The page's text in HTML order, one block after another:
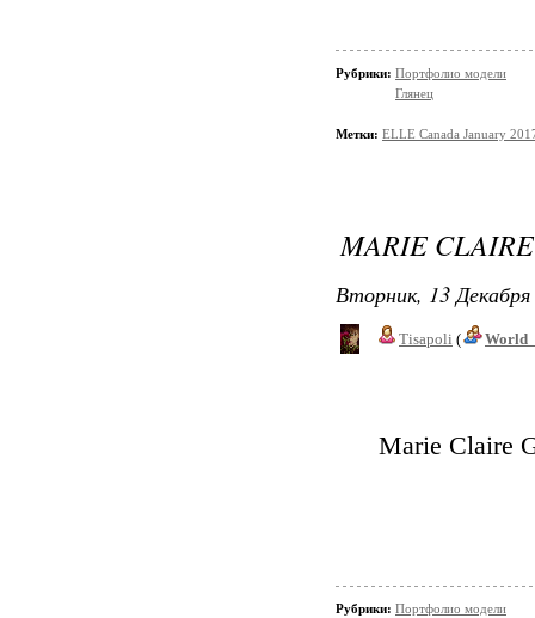
Рубрики: Портфолио модели
Глянец
Метки: ELLE Canada January
MARIE
Вторник, 13
Tisapoli (
Marie Claire
Рубрики: Портфолио модели